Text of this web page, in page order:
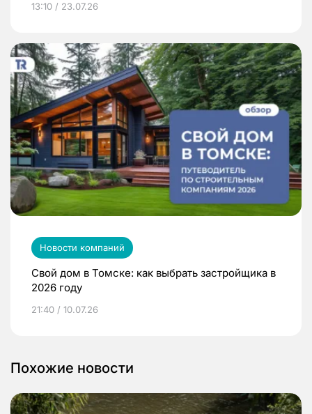
13:10 / 23.07.26
Новости компаний
Свой дом в Томске: как выбрать застройщика в
2026 году
21:40 / 10.07.26
Похожие новости